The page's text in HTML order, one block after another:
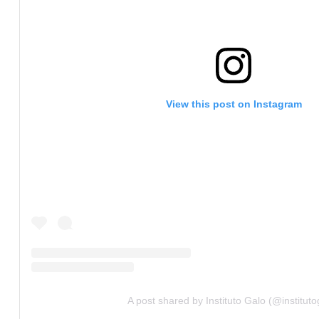
View this post on Instagram
A post shared by Instituto Galo